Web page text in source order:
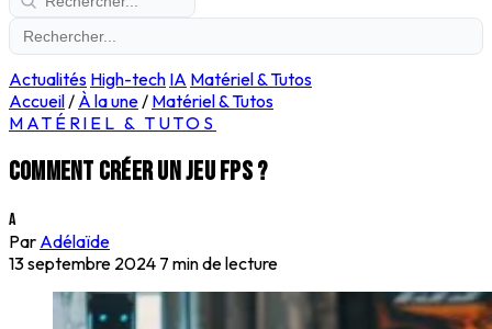
Actualités High-tech IA Matériel & Tutos
Accueil/ À la une/ Matériel & Tutos
MATÉRIEL & TUTOS
Comment créer un jeu FPS ?
A
Par Adélaïde
13 septembre 2024 7 min de lecture